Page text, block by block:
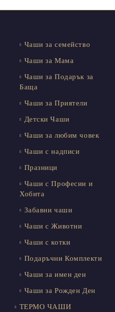
Чаши за семейство
Чаши за Мама
Чаши за Подарък за
Баща
Чаши за Приятели
Детски Чаши
Чаши за любим човек
Чаши с надписи
Празници
Чаши с Професии и
Хобита
Забавни чаши
Чаши с Животни
Чаши с котки
Подаръчни Комплекти
Чаши за имен ден
Чаши за Рожден Ден
ТЕРМО ЧАШИ